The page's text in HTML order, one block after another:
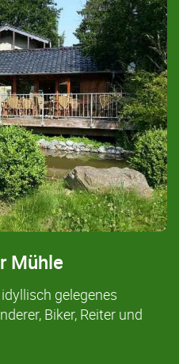
Mühle
gelegenes
Biker, Reiter und